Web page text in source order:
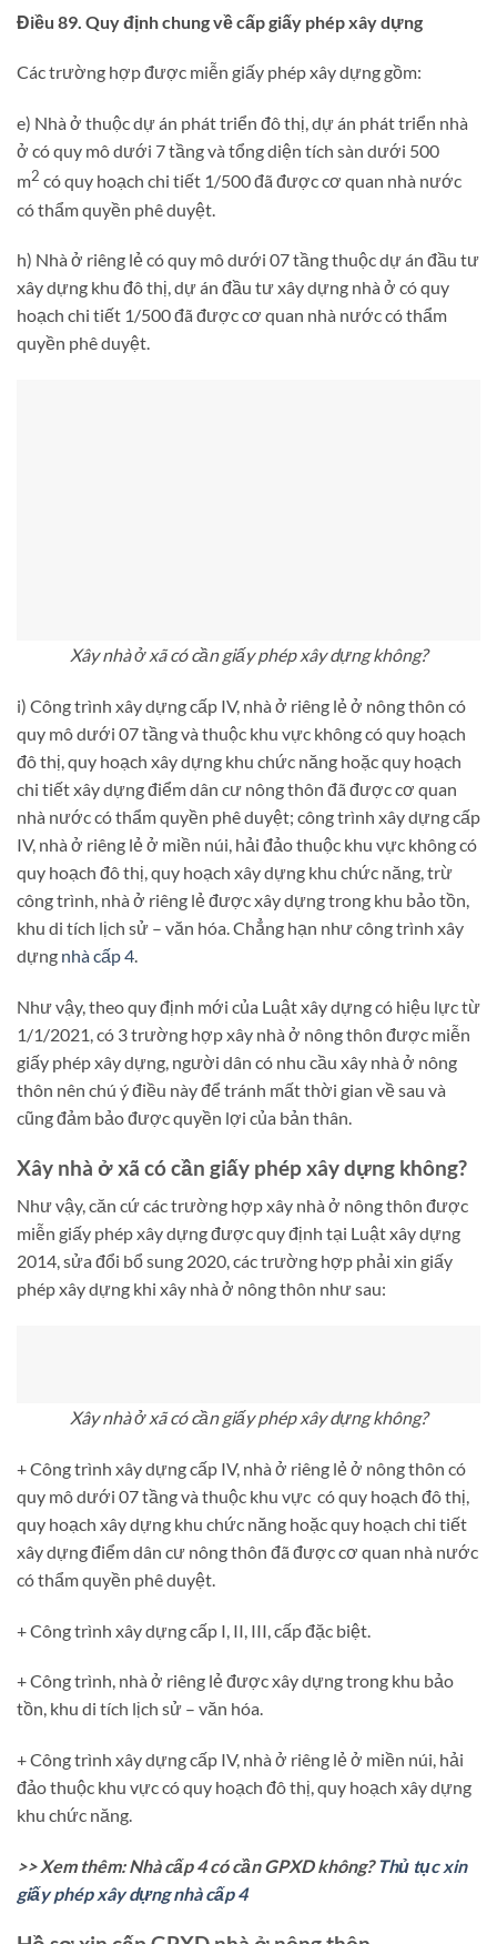
Điều 89. Quy định chung về cấp giấy phép xây dựng
Các trường hợp được miễn giấy phép xây dựng gồm:
e) Nhà ở thuộc dự án phát triển đô thị, dự án phát triển nhà
ở có quy mô dưới 7 tầng và tổng diện tích sàn dưới 500
m2 có quy hoạch chi tiết 1/500 đã được cơ quan nhà nước
có thẩm quyền phê duyệt.
h) Nhà ở riêng lẻ có quy mô dưới 07 tầng thuộc dự án đầu tư
xây dựng khu đô thị, dự án đầu tư xây dựng nhà ở có quy
hoạch chi tiết 1/500 đã được cơ quan nhà nước có thẩm
quyền phê duyệt.
Xây nhà ở xã có cần giấy phép xây dựng không?
i) Công trình xây dựng cấp IV, nhà ở riêng lẻ ở nông thôn có
quy mô dưới 07 tầng và thuộc khu vực không có quy hoạch
đô thị, quy hoạch xây dựng khu chức năng hoặc quy hoạch
chi tiết xây dựng điểm dân cư nông thôn đã được cơ quan
nhà nước có thẩm quyền phê duyệt; công trình xây dựng cấp
IV, nhà ở riêng lẻ ở miền núi, hải đảo thuộc khu vực không có
quy hoạch đô thị, quy hoạch xây dựng khu chức năng, trừ
công trình, nhà ở riêng lẻ được xây dựng trong khu bảo tồn,
khu di tích lịch sử – văn hóa. Chẳng hạn như công trình xây
dựng nhà cấp 4.
Như vậy, theo quy định mới của Luật xây dựng có hiệu lực từ
1/1/2021, có 3 trường hợp xây nhà ở nông thôn được miễn
giấy phép xây dựng, người dân có nhu cầu xây nhà ở nông
thôn nên chú ý điều này để tránh mất thời gian về sau và
cũng đảm bảo được quyền lợi của bản thân.
Xây nhà ở xã có cần giấy phép xây dựng không?
Như vậy, căn cứ các trường hợp xây nhà ở nông thôn được
miễn giấy phép xây dựng được quy định tại Luật xây dựng
2014, sửa đổi bổ sung 2020, các trường hợp phải xin giấy
phép xây dựng khi xây nhà ở nông thôn như sau:
Xây nhà ở xã có cần giấy phép xây dựng không?
+ Công trình xây dựng cấp IV, nhà ở riêng lẻ ở nông thôn có
quy mô dưới 07 tầng và thuộc khu vực có quy hoạch đô thị,
quy hoạch xây dựng khu chức năng hoặc quy hoạch chi tiết
xây dựng điểm dân cư nông thôn đã được cơ quan nhà nước
có thẩm quyền phê duyệt.
+ Công trình xây dựng cấp I, II, III, cấp đặc biệt.
+ Công trình, nhà ở riêng lẻ được xây dựng trong khu bảo
tồn, khu di tích lịch sử – văn hóa.
+ Công trình xây dựng cấp IV, nhà ở riêng lẻ ở miền núi, hải
đảo thuộc khu vực có quy hoạch đô thị, quy hoạch xây dựng
khu chức năng.
>> Xem thêm: Nhà cấp 4 có cần GPXD không?Thủ tục xin
giấy phép xây dựng nhà cấp 4